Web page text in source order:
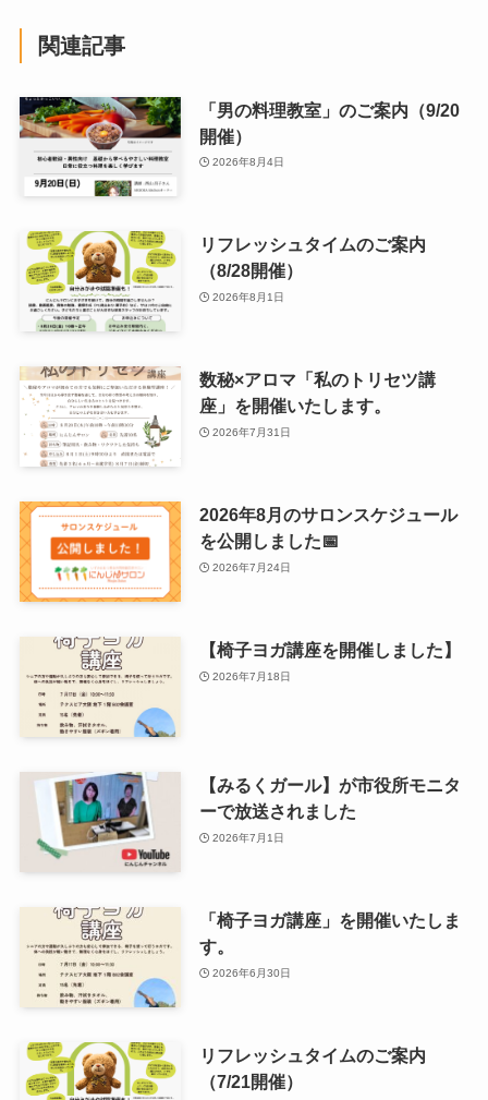
関連記事
「男の料理教室」のご案内（9/20
開催）
2026年8月4日
リフレッシュタイムのご案内
（8/28開催）
2026年8月1日
数秘×アロマ「私のトリセツ講
座」を開催いたします。
2026年7月31日
2026年8月のサロンスケジュール
を公開しました📅
2026年7月24日
【椅子ヨガ講座を開催しました】
2026年7月18日
【みるくガール】が市役所モニタ
ーで放送されました
2026年7月1日
「椅子ヨガ講座」を開催いたしま
す。
2026年6月30日
リフレッシュタイムのご案内
（7/21開催）